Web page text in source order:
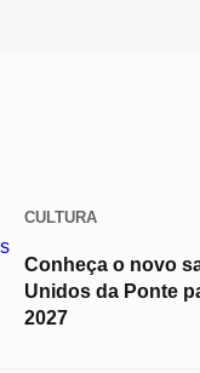
CULTURA
Conheça o novo
Unidos da Ponte
2027